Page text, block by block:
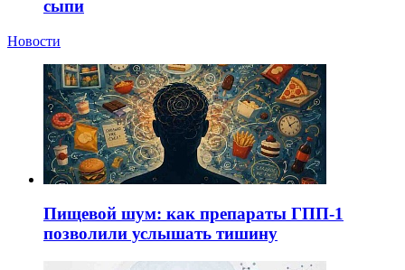
сыпи
Новости
Пищевой шум: как препараты ГПП-1
позволили услышать тишину